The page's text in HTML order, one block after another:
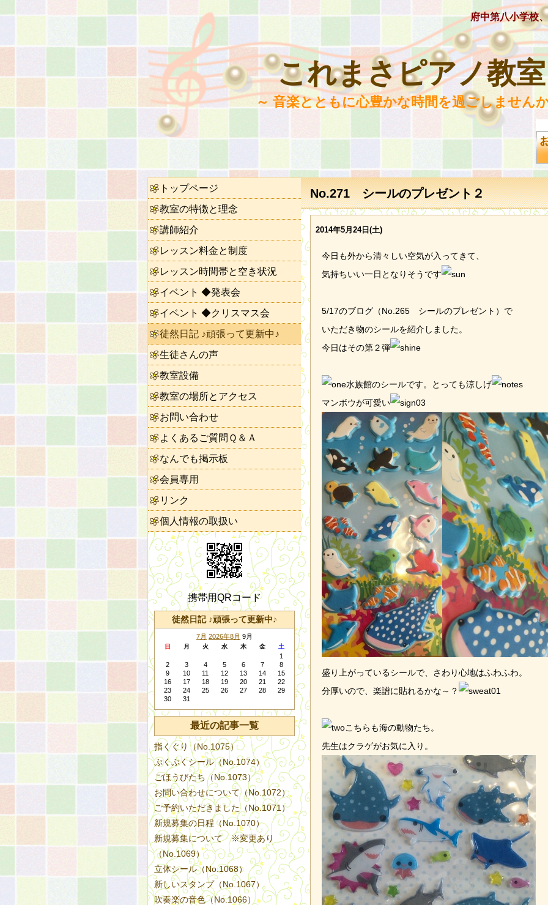
府中第八小学校
これまさピアノ教室
～ 音楽とともに心豊かな時間を過ごしません
No.271 シールのプレゼント２
2014年5月24日(土)
今日も外から清々しい空気が入ってきて、
気持ちいい一日となりそうです
5/17のブログ（No.265 シールのプレゼント）で
いただき物のシールを紹介しました。
今日はその第２弾
水族館のシールです。とっても涼しげ
マンボウが可愛い
盛り上がっているシールで、さわり心地はふわふわ。
分厚いので、楽譜に貼れるかな～？
こちらも海の動物たち。
先生はクラゲがお気に入り。
トップページ
教室の特徴と理念
講師紹介
レッスン料金と制度
レッスン時間帯と空き状況
イベント ◆発表会
イベント ◆クリスマス会
徒然日記 ♪頑張って更新中♪
生徒さんの声
教室設備
教室の場所とアクセス
お問い合わせ
よくあるご質問Ｑ＆Ａ
なんでも掲示板
会員専用
リンク
個人情報の取扱い
携帯用QRコード
徒然日記 ♪頑張って更新中♪
7月 2026年8月 9月
日 月 火 水 木 金 土
1
2
3 4 5 6 7
8
9
10 11 12 13 14
15
16
17 18 19 20 21
22
23
24 25 26 27 28
29
30
31
最近の記事一覧
指くぐり（No.1075）
ぷくぷくシール（No.1074）
ごほうびたち（No.1073）
お問い合わせについて（No.1072）
ご予約いただきました（No.1071）
新規募集の日程（No.1070）
新規募集について ※変更あり
（No.1069）
立体シール（No.1068）
新しいスタンプ（No.1067）
吹奏楽の音色（No.1066）